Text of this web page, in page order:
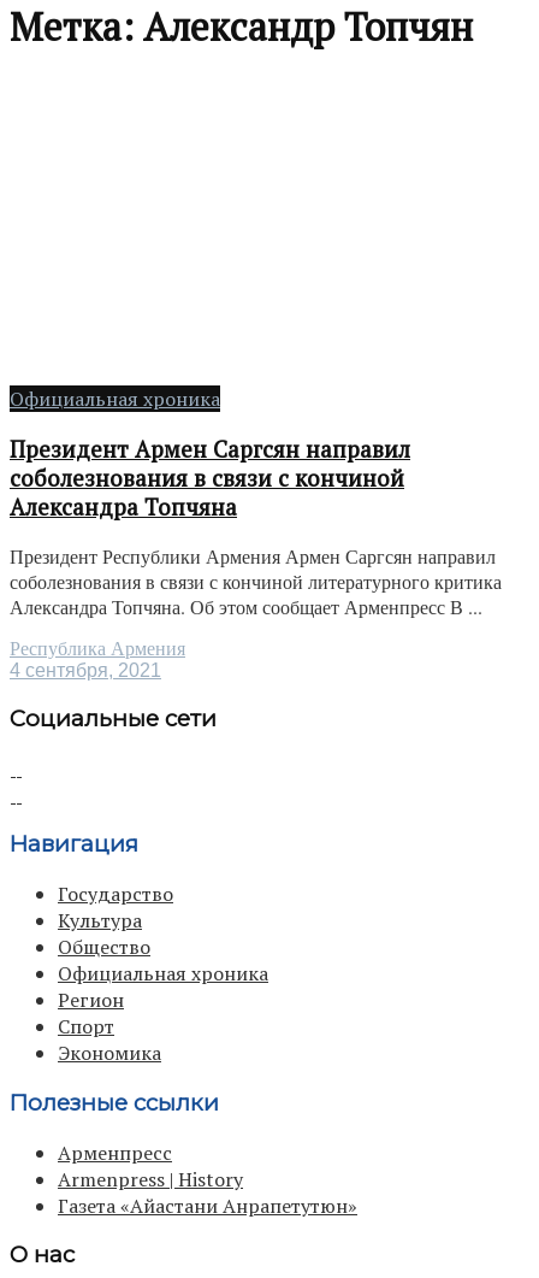
Метка:Александр Топчян
Официальная хроника
Президент Армен Саргсян направил
соболезнования в связи с кончиной
Александра Топчяна
Президент Республики Армения Армен Саргсян направил
соболезнования в связи с кончиной литературного критика
Александра Топчяна. Об этом сообщает Арменпресс В ...
Республика Армения
4 сентября, 2021
Социальные сети
Навигация
Государство
Культура
Общество
Официальная хроника
Регион
Спорт
Экономика
Полезные ссылки
Арменпресс
Armenpress | History
Газета «Айастани Анрапетутюн»
О нас